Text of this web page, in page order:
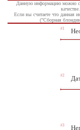
Данную информацию можно
Если вы считаете что данная
("Сборная
#1
#2
#3